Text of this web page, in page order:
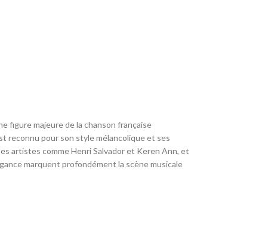
figure majeure de la chanson française
reconnu pour son style mélancolique et ses
artistes comme Henri Salvador et Keren Ann, et
marquent profondément la scène musicale